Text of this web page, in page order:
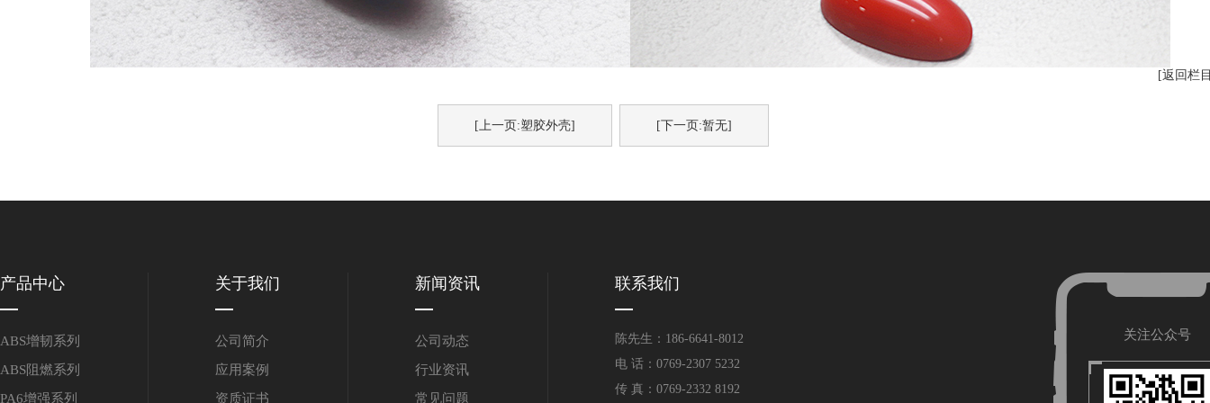
[返回栏
[上一页:塑胶外壳] [下一页:暂无]
产品中心
ABS增韧系列
ABS阻燃系列
PA6增强系列
关于我们
公司简介
应用案例
资质证书
新闻资讯
公司动态
行业资讯
常见问题
联系我们
陈先生：186-6641-8012
电 话：0769-2307 5232
传 真：0769-2332 8192
手机网站 关注公众号